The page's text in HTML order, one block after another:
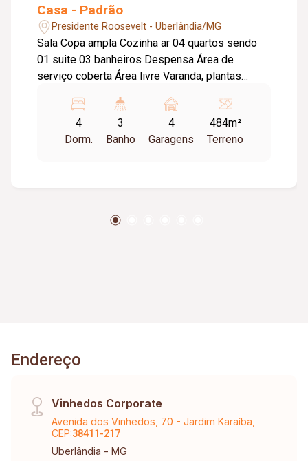
Casa - Padrão
Presidente Roosevelt - Uberlândia/MG
Sala Copa ampla Cozinha ar 04 quartos sendo
01 suite 03 banheiros Despensa Área de
serviço coberta Área livre Varanda, plantas
4
Dorm.
3
Banho
4
Garagens
484m²
Terreno
Endereço
Vinhedos Corporate
Avenida dos Vinhedos, 70 - Jardim Karaíba,
CEP:38411-217
Uberlândia - MG